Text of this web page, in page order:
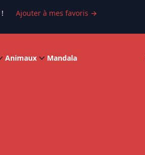
Ajouter à mes favoris →
Animaux Mandala